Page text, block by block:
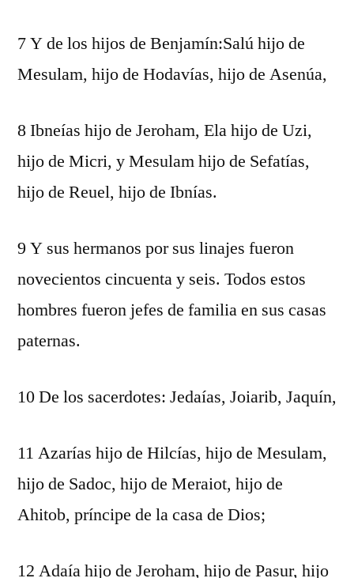
7 Y de los hijos de Benjamín:Salú hijo de
Mesulam, hijo de Hodavías, hijo de Asenúa,
8 Ibneías hijo de Jeroham, Ela hijo de Uzi,
hijo de Micri, y Mesulam hijo de Sefatías,
hijo de Reuel, hijo de Ibnías.
9 Y sus hermanos por sus linajes fueron
novecientos cincuenta y seis. Todos estos
hombres fueron jefes de familia en sus casas
paternas.
10 De los sacerdotes: Jedaías, Joiarib, Jaquín,
11 Azarías hijo de Hilcías, hijo de Mesulam,
hijo de Sadoc, hijo de Meraiot, hijo de
Ahitob, príncipe de la casa de Dios;
12 Adaía hijo de Jeroham, hijo de Pasur, hijo